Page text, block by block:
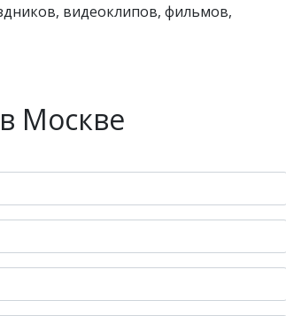
видеоклипов, фильмов,
Москве